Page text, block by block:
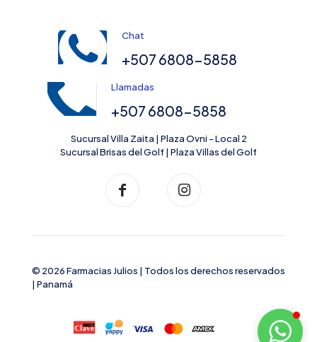
Chat
+507 6808-5858
Llamadas
+507 6808-5858
Sucursal Villa Zaita | Plaza Ovni - Local 2
Sucursal Brisas del Golf | Plaza Villas del Golf
© 2026 Farmacias Julios | Todos los derechos reservados
| Panamá